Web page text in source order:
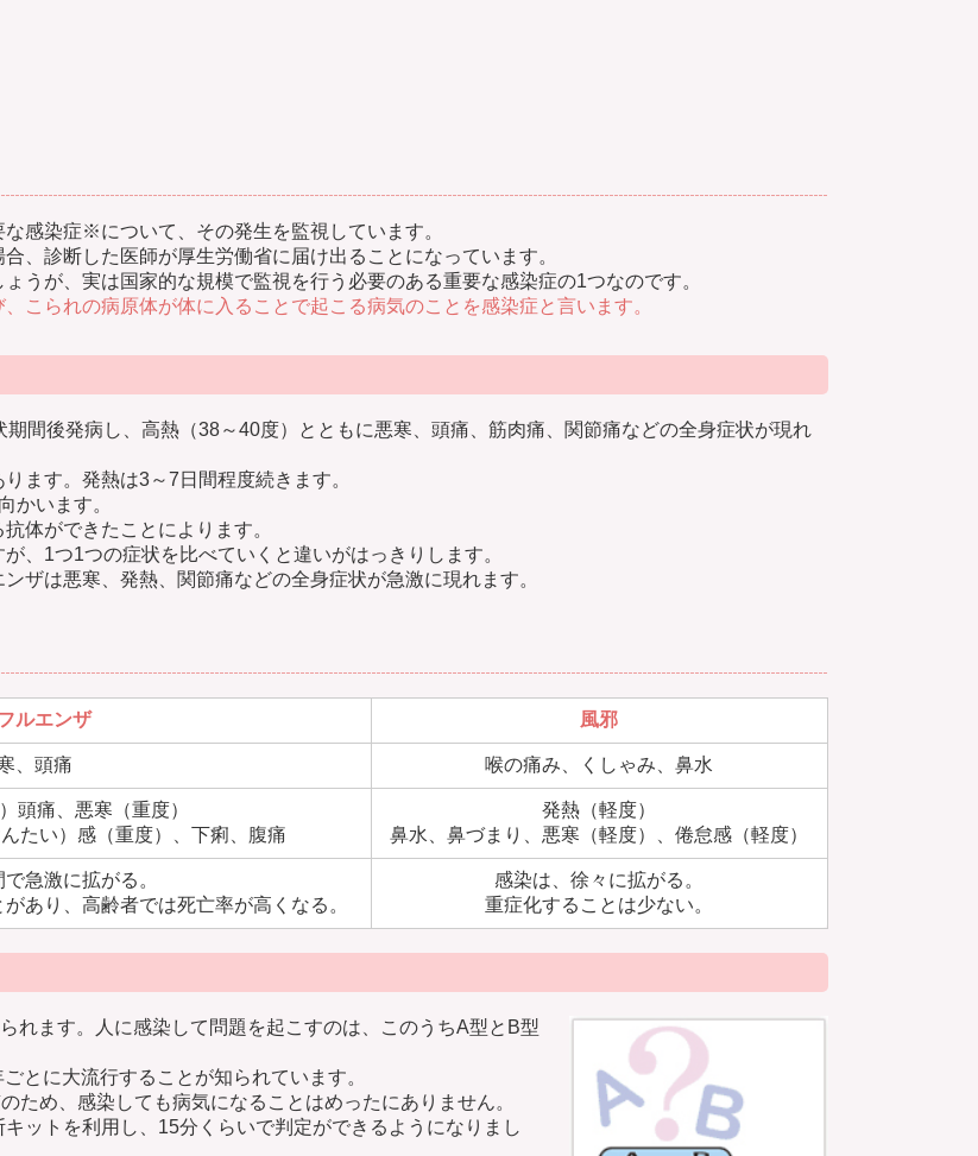
感染症※について、その発生を監視しています。
、診断した医師が厚生労働省に届け出ることになっています。
うが、実は国家的な規模で監視を行う必要のある重要な感染症の1つなのです。
こられの病原体が体に入ることで起こる病気のことを感染症と言います。
間後発病し、高熱（38～40度）とともに悪寒、頭痛、筋肉痛、関節痛などの全身症状が現れ
ます。発熱は3～7日間程度続きます。
かいます。
体ができたことによります。
、1つ1つの症状を比べていくと違いがはっきりします。
ザは悪寒、発熱、関節痛などの全身症状が急激に現れます。
ルエンザ 風邪
、頭痛 喉の痛み、くしゃみ、鼻水
頭痛、悪寒（重度）
たい）感（重度）、下痢、腹痛
発熱（軽度）
鼻水、鼻づまり、悪寒（軽度）、倦怠感（軽度）
急激に拡がる。
あり、高齢者では死亡率が高くなる。
感染は、徐々に拡がる。
重症化することは少ない。
れます。人に感染して問題を起こすのは、このうちA型とB型
とに大流行することが知られています。
め、感染しても病気になることはめったにありません。
ットを利用し、15分くらいで判定ができるようになりまし